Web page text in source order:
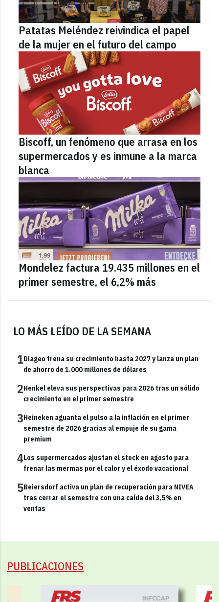
LO MÁS LEÍDO DE LA SEMANA
1Diageo frena su crecimiento hasta 2027 y lanza un plan
de ahorro de 1.000 millones de dólares
2Henkel eleva sus perspectivas para 2026 tras un sólido
crecimiento en el primer semestre
3Heineken aguanta el pulso a la inflación en el primer
semestre de 2026 gracias al empuje de su gama
premium
4Los supermercados ajustan el stock en agosto para
frenar las mermas por el calor y el éxodo vacacional
5Beiersdorf activa un plan de recuperación para NIVEA
tras cerrar el semestre con una caída del 3,5% en
ventas
Patatas Meléndez reivindica el papel
de la mujer en el futuro del campo
Biscoff, un fenómeno que arrasa en los
supermercados y es inmune a la marca
blanca
Mondelez factura 19.435 millones en el
primer semestre, el 6,2% más
PUBLICACIONES